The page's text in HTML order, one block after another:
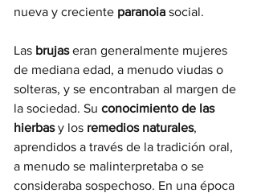
nueva y creciente paranoia social.
Las brujas eran generalmente mujeres
de mediana edad, a menudo viudas o
solteras, y se encontraban al margen de
la sociedad. Su conocimiento de las
hierbas y los remedios naturales,
aprendidos a través de la tradición oral,
a menudo se malinterpretaba o se
consideraba sospechoso. En una época